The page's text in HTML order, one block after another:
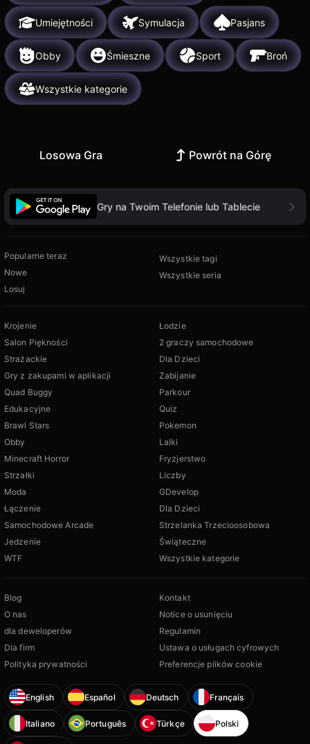
Umiejętności Symulacja Pasjans
Obby Śmieszne Sport Broń
Wszystkie kategorie
Losowa Gra Powrót na Górę
Gry na Twoim Telefonie lub Tablecie
Popularne teraz
Nowe
Losuj
Wszystkie tagi
Wszystkie seria
Krojenie
Salon Piękności
Strażackie
Gry z zakupami w aplikacji
Quad Buggy
Edukacyjne
Brawl Stars
Obby
Minecraft Horror
Strzałki
Moda
Łączenie
Samochodowe Arcade
Jedzenie
WTF
Łodzie
2 graczy samochodowe
Dla Dzieci
Zabijanie
Parkour
Quiz
Pokemon
Lalki
Fryzjerstwo
Liczby
GDevelop
Dla Dzieci
Strzelanka Trzecioosobowa
Świąteczne
Wszystkie kategorie
Blog
O nas
dla deweloperów
Dla firm
Polityka prywatności
Kontakt
Notice o usunięciu
Regulamin
Ustawa o usługach cyfrowych
Preferencje plików cookie
English Español Deutsch Français
Italiano Português Türkçe Polski